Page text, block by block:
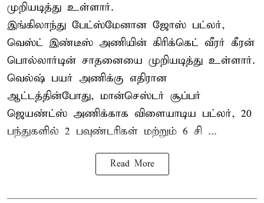
முறியடித்து உள்ளார்.
இங்கிலாந்து பேட்ஸ்மேனான ஜோஸ் பட்லர்,
வெஸ்ட் இண்டீஸ் அணியின் கிரிக்கெட் வீரர் கீரன்
பொல்லார்டின் சாதனையை முறியடித்து உள்ளார்.
வெல்ஷ் பயர் அணிக்கு எதிரான
ஆட்டத்தின்போது, மான்செஸ்டர் சூப்பர்
ஜெயண்ட்ஸ் அணிக்காக விளையாடிய பட்லர், 20
பந்துகளில் 2 பவுண்டரிகள் மற்றும் 6 சி ...
Read More